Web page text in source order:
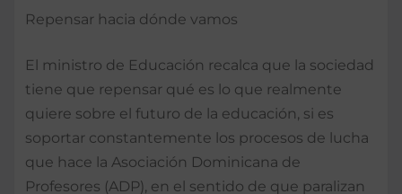
Repensar hacia dónde vamos
El ministro de Educación recalca que la sociedad
tiene que repensar qué es lo que realmente
quiere sobre el futuro de la educación, si es
soportar constantemente los procesos de lucha
que hace la Asociación Dominicana de
Profesores (ADP), en el sentido de que paralizan